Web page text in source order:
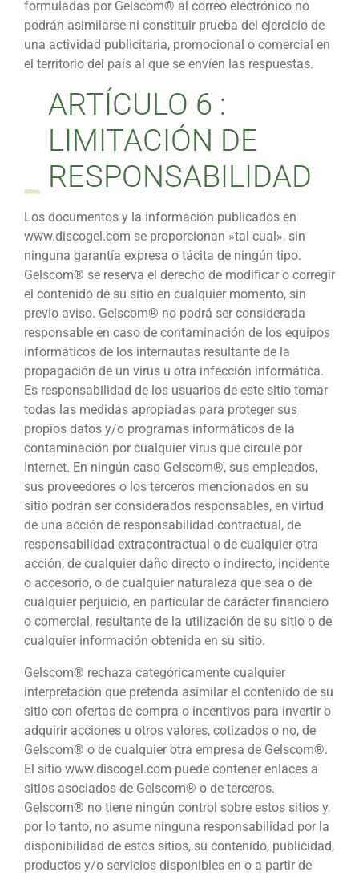
formuladas por Gelscom® al correo electrónico no
podrán asimilarse ni constituir prueba del ejercicio de
una actividad publicitaria, promocional o comercial en
el territorio del país al que se envíen las respuestas.
ARTÍCULO 6 :
LIMITACIÓN DE
RESPONSABILIDAD
Los documentos y la información publicados en
www.discogel.com se proporcionan »tal cual», sin
ninguna garantía expresa o tácita de ningún tipo.
Gelscom® se reserva el derecho de modificar o corregir
el contenido de su sitio en cualquier momento, sin
previo aviso. Gelscom® no podrá ser considerada
responsable en caso de contaminación de los equipos
informáticos de los internautas resultante de la
propagación de un virus u otra infección informática.
Es responsabilidad de los usuarios de este sitio tomar
todas las medidas apropiadas para proteger sus
propios datos y/o programas informáticos de la
contaminación por cualquier virus que circule por
Internet. En ningún caso Gelscom®, sus empleados,
sus proveedores o los terceros mencionados en su
sitio podrán ser considerados responsables, en virtud
de una acción de responsabilidad contractual, de
responsabilidad extracontractual o de cualquier otra
acción, de cualquier daño directo o indirecto, incidente
o accesorio, o de cualquier naturaleza que sea o de
cualquier perjuicio, en particular de carácter financiero
o comercial, resultante de la utilización de su sitio o de
cualquier información obtenida en su sitio.
Gelscom® rechaza categóricamente cualquier
interpretación que pretenda asimilar el contenido de su
sitio con ofertas de compra o incentivos para invertir o
adquirir acciones u otros valores, cotizados o no, de
Gelscom® o de cualquier otra empresa de Gelscom®.
El sitio www.discogel.com puede contener enlaces a
sitios asociados de Gelscom® o de terceros.
Gelscom® no tiene ningún control sobre estos sitios y,
por lo tanto, no asume ninguna responsabilidad por la
disponibilidad de estos sitios, su contenido, publicidad,
productos y/o servicios disponibles en o a partir de